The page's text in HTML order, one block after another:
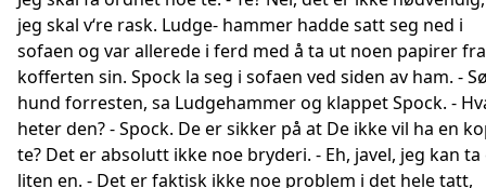
jeg skal v‘re rask. Ludge- hammer hadde satt seg ned i
sofaen og var allerede i ferd med å ta ut noen papirer fra
kofferten sin. Spock la seg i sofaen ved siden av ham. -
hund forresten, sa Ludgehammer og klappet Spock. -
heter den? - Spock. De er sikker på at De ikke vil ha en
te? Det er absolutt ikke noe bryderi. - Eh, javel, jeg kan ta
liten en. - Det er faktisk ikke noe problem i det hele tatt,